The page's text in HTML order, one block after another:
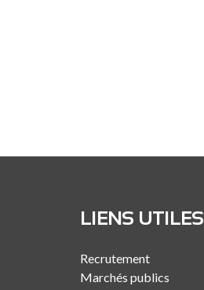
LIENS UTILES
Recrutement
Marchés publics